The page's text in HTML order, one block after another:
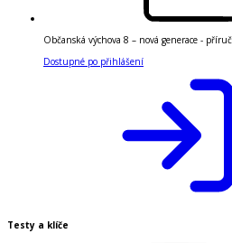
Občanská výchova 8 – nová generace -
Dostupné po přihlášení
Testy a klíče